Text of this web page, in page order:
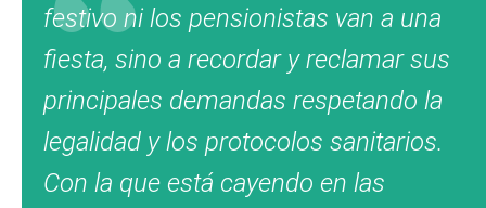
festivo ni los pensionistas van a una
fiesta, sino a recordar y reclamar sus
principales demandas respetando la
legalidad y los protocolos sanitarios.
Con la que está cayendo en las